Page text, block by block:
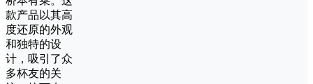
款产品以其高
度还原的外观
和独特的设
计，吸引了众
多杯友的关